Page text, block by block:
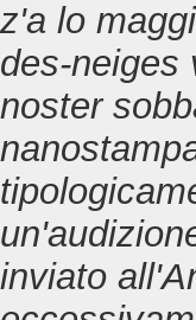
z'a lo
des-neiges
noster
inviato